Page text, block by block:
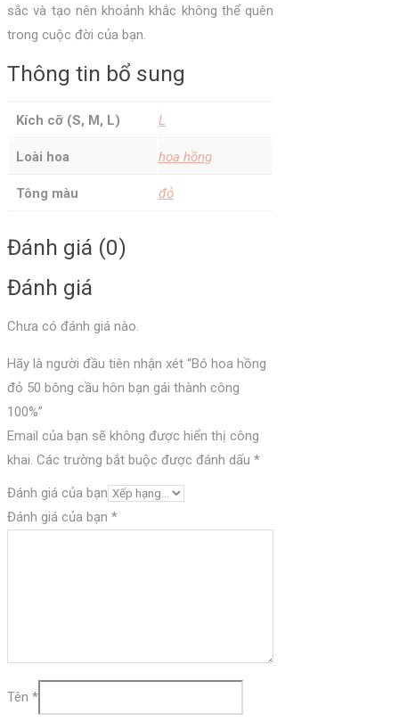
sắc và tạo nên khoảnh khắc không thể quên
trong cuộc đời của bạn.
Thông tin bổ sung
Kích cỡ (S, M, L) L
Loài hoa hoa hồng
Tông màu đỏ
Đánh giá (0)
Đánh giá
Chưa có đánh giá nào.
Hãy là người đầu tiên nhận xét “Bó hoa hồng
đỏ 50 bông cầu hôn bạn gái thành công
100%”
Email của bạn sẽ không được hiển thị công
khai. Các trường bắt buộc được đánh dấu *
Đánh giá của bạn
Đánh giá của bạn *
Tên *